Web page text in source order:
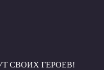
СВОИХ ГЕРОЕВ!